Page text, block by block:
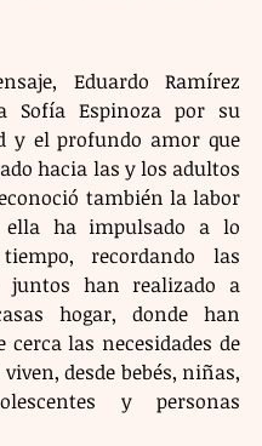
Eduardo Ramírez
Sofía Espinoza por su
y el profundo amor que
hacia las y los adultos
también la labor
ella ha impulsado a lo
recordando las
juntos han realizado a
hogar, donde han
cerca las necesidades de
desde bebés, niñas,
y personas